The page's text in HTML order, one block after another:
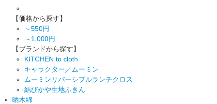
【価格から探す】
～550円
～1,000円
【ブランドから探す】
KITCHEN to cloth
キャラクター／ムーミン
ムーミンリバーシブルランチクロス
結びかや生地ふきん
晒木綿